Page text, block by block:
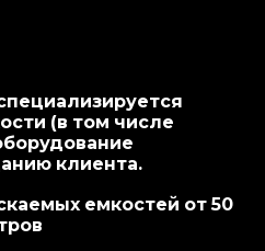
(в том числе
клиента.
емкостей от 50